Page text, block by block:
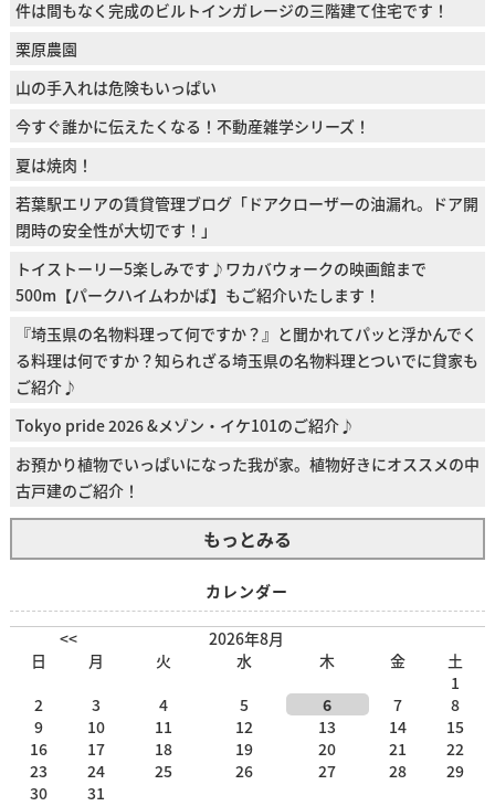
件は間もなく完成のビルトインガレージの三階建て住宅です！
栗原農園
山の手入れは危険もいっぱい
今すぐ誰かに伝えたくなる！不動産雑学シリーズ！
夏は焼肉！
若葉駅エリアの賃貸管理ブログ「ドアクローザーの油漏れ。ドア開
閉時の安全性が大切です！」
トイストーリー5楽しみです♪ワカバウォークの映画館まで
500m【パークハイムわかば】もご紹介いたします！
『埼玉県の名物料理って何ですか？』と聞かれてパッと浮かんでく
る料理は何ですか？知られざる埼玉県の名物料理とついでに貸家も
ご紹介♪
Tokyo pride 2026 &メゾン・イケ101のご紹介♪
お預かり植物でいっぱいになった我が家。植物好きにオススメの中
古戸建のご紹介！
もっとみる
カレンダー
<<
2026年8月
日
月 火 水 木 金
土
1
2
3 4 5 6 7
8
9
10 11 12 13 14
15
16
17 18 19 20 21
22
23
24 25 26 27 28
29
30
31